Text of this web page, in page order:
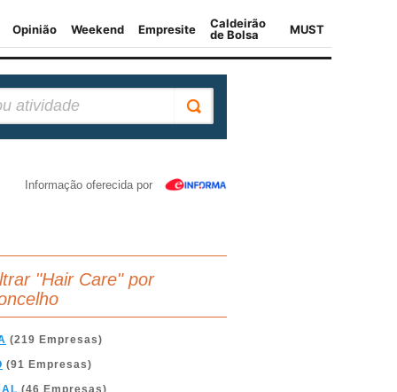
Informação oferecida por
"Hair Care" por
(219 Empresas)
(91 Empresas)
(46 Empresas)